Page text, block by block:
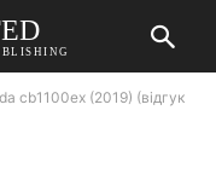
cb1100ex (2019) (відгук